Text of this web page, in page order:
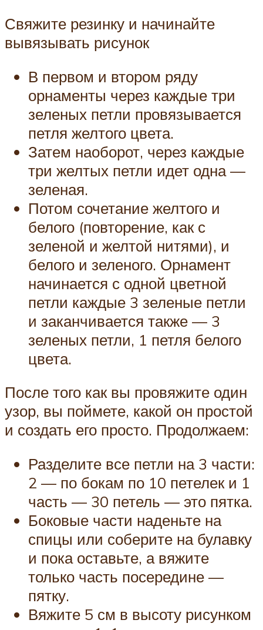
Свяжите резинку и начинайте
вывязывать рисунок
В первом и втором ряду
орнаменты через каждые три
зеленых петли провязывается
петля желтого цвета.
Затем наоборот, через каждые
три желтых петли идет одна —
зеленая.
Потом сочетание желтого и
белого (повторение, как с
зеленой и желтой нитями), и
белого и зеленого. Орнамент
начинается с одной цветной
петли каждые 3 зеленые петли
и заканчивается также — 3
зеленых петли, 1 петля белого
цвета.
После того как вы провяжите один
узор, вы поймете, какой он простой
и создать его просто. Продолжаем:
Разделите все петли на 3 части:
2 — по бокам по 10 петелек и 1
часть — 30 петель — это пятка.
Боковые части наденьте на
спицы или соберите на булавку
и пока оставьте, а вяжите
только часть посередине —
пятку.
Вяжите 5 см в высоту рисунком